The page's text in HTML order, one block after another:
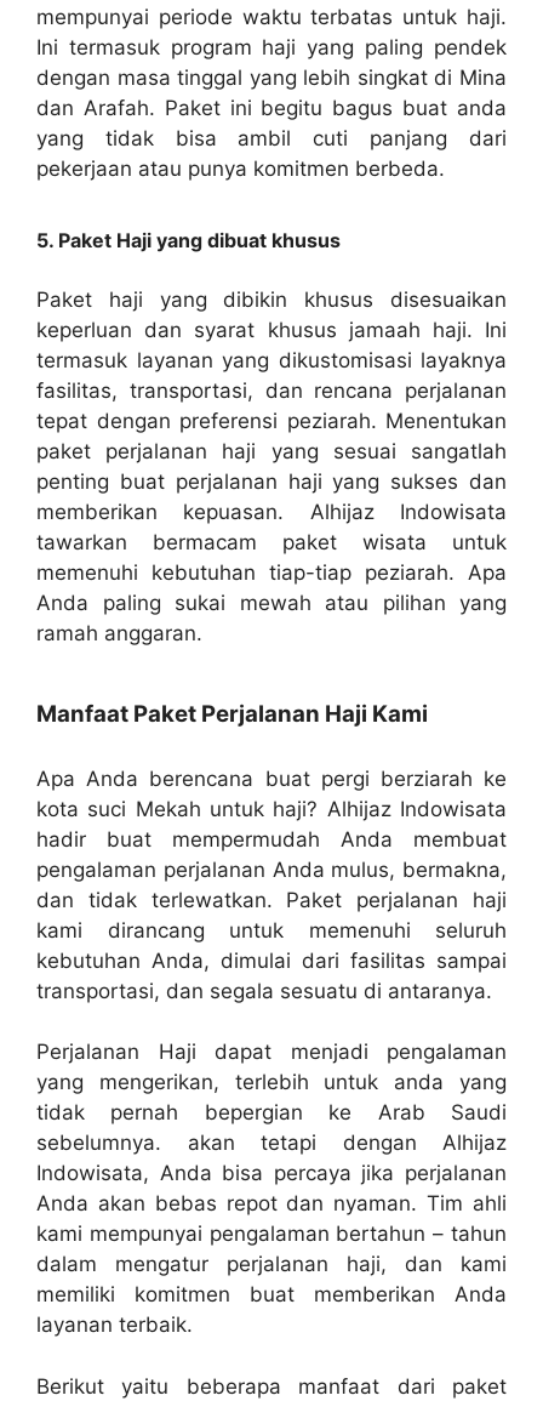
mempunyai periode waktu terbatas untuk haji.
Ini termasuk program haji yang paling pendek
dengan masa tinggal yang lebih singkat di Mina
dan Arafah. Paket ini begitu bagus buat anda
yang tidak bisa ambil cuti panjang dari
pekerjaan atau punya komitmen berbeda.
5. Paket Haji yang dibuat khusus
Paket haji yang dibikin khusus disesuaikan
keperluan dan syarat khusus jamaah haji. Ini
termasuk layanan yang dikustomisasi layaknya
fasilitas, transportasi, dan rencana perjalanan
tepat dengan preferensi peziarah. Menentukan
paket perjalanan haji yang sesuai sangatlah
penting buat perjalanan haji yang sukses dan
memberikan kepuasan. Alhijaz Indowisata
tawarkan bermacam paket wisata untuk
memenuhi kebutuhan tiap-tiap peziarah. Apa
Anda paling sukai mewah atau pilihan yang
ramah anggaran.
Manfaat Paket Perjalanan Haji Kami
Apa Anda berencana buat pergi berziarah ke
kota suci Mekah untuk haji? Alhijaz Indowisata
hadir buat mempermudah Anda membuat
pengalaman perjalanan Anda mulus, bermakna,
dan tidak terlewatkan. Paket perjalanan haji
kami dirancang untuk memenuhi seluruh
kebutuhan Anda, dimulai dari fasilitas sampai
transportasi, dan segala sesuatu di antaranya.
Perjalanan Haji dapat menjadi pengalaman
yang mengerikan, terlebih untuk anda yang
tidak pernah bepergian ke Arab Saudi
sebelumnya. akan tetapi dengan Alhijaz
Indowisata, Anda bisa percaya jika perjalanan
Anda akan bebas repot dan nyaman. Tim ahli
kami mempunyai pengalaman bertahun – tahun
dalam mengatur perjalanan haji, dan kami
memiliki komitmen buat memberikan Anda
layanan terbaik.
Berikut yaitu beberapa manfaat dari paket